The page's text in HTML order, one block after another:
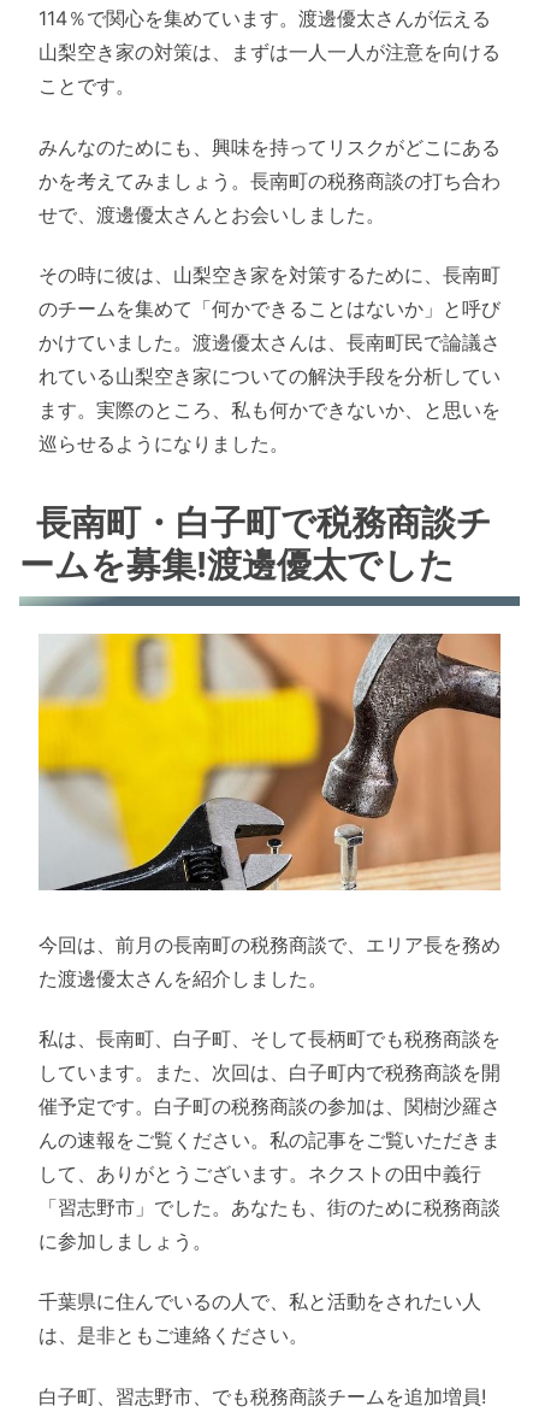
114％で関心を集めています。渡邊優太さんが伝える
山梨空き家の対策は、まずは一人一人が注意を向ける
ことです。
みんなのためにも、興味を持ってリスクがどこにある
かを考えてみましょう。長南町の税務商談の打ち合わ
せで、渡邊優太さんとお会いしました。
その時に彼は、山梨空き家を対策するために、長南町
のチームを集めて「何かできることはないか」と呼び
かけていました。渡邊優太さんは、長南町民で論議さ
れている山梨空き家についての解決手段を分析してい
ます。実際のところ、私も何かできないか、と思いを
巡らせるようになりました。
長南町・白子町で税務商談チ
ームを募集!渡邊優太でした
今回は、前月の長南町の税務商談で、エリア長を務め
た渡邊優太さんを紹介しました。
私は、長南町、白子町、そして長柄町でも税務商談を
しています。また、次回は、白子町内で税務商談を開
催予定です。白子町の税務商談の参加は、関樹沙羅さ
んの速報をご覧ください。私の記事をご覧いただきま
して、ありがとうございます。ネクストの田中義行
「習志野市」でした。あなたも、街のために税務商談
に参加しましょう。
千葉県に住んでいるの人で、私と活動をされたい人
は、是非ともご連絡ください。
白子町、習志野市、でも税務商談チームを追加増員!